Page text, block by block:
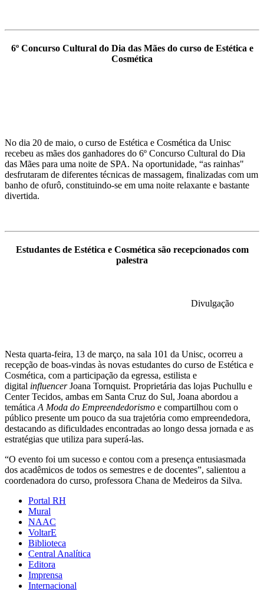
6º Concurso Cultural do Dia das Mães do curso de Estética e
Cosmética
No dia 20 de maio, o curso de Estética e Cosmética da Unisc
recebeu as mães dos ganhadores do 6º Concurso Cultural do Dia
das Mães para uma noite de SPA. Na oportunidade, “as rainhas"
desfrutaram de diferentes técnicas de massagem, finalizadas com um
banho de ofurô, constituindo-se em uma noite relaxante e bastante
divertida.
Estudantes de Estética e Cosmética são recepcionados com
palestra
Divulgação
Nesta quarta-feira, 13 de março, na sala 101 da Unisc, ocorreu a
recepção de boas-vindas às novas estudantes do curso de Estética e
Cosmética, com a participação da egressa, estilista e
digital influencerJoana Tornquist. Proprietária das lojas Puchullu e
Center Tecidos, ambas em Santa Cruz do Sul, Joana abordou a
temática A Moda do Empreendedorismo e compartilhou com o
público presente um pouco da sua trajetória como empreendedora,
destacando as dificuldades encontradas ao longo dessa jornada e as
estratégias que utiliza para superá-las.
“O evento foi um sucesso e contou com a presença entusiasmada
dos acadêmicos de todos os semestres e de docentes”, salientou a
coordenadora do curso, professora Chana de Medeiros da Silva.
Portal RH
Mural
NAAC
VoltarE
Biblioteca
Central Analítica
Editora
Imprensa
Internacional